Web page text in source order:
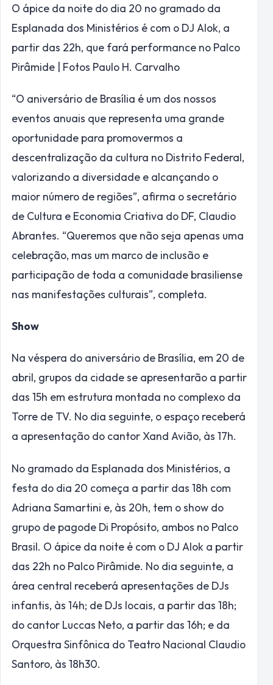
O ápice da noite do dia 20 no gramado da
Esplanada dos Ministérios é com o DJ Alok, a
partir das 22h, que fará performance no Palco
Pirâmide | Fotos Paulo H. Carvalho
“O aniversário de Brasília é um dos nossos
eventos anuais que representa uma grande
oportunidade para promovermos a
descentralização da cultura no Distrito Federal,
valorizando a diversidade e alcançando o
maior número de regiões”, afirma o secretário
de Cultura e Economia Criativa do DF, Claudio
Abrantes. “Queremos que não seja apenas uma
celebração, mas um marco de inclusão e
participação de toda a comunidade brasiliense
nas manifestações culturais”, completa.
Show
Na véspera do aniversário de Brasília, em 20 de
abril, grupos da cidade se apresentarão a partir
das 15h em estrutura montada no complexo da
Torre de TV. No dia seguinte, o espaço receberá
a apresentação do cantor Xand Avião, às 17h.
No gramado da Esplanada dos Ministérios, a
festa do dia 20 começa a partir das 18h com
Adriana Samartini e, às 20h, tem o show do
grupo de pagode Di Propósito, ambos no Palco
Brasil. O ápice da noite é com o DJ Alok a partir
das 22h no Palco Pirâmide. No dia seguinte, a
área central receberá apresentações de DJs
infantis, às 14h; de DJs locais, a partir das 18h;
do cantor Luccas Neto, a partir das 16h; e da
Orquestra Sinfônica do Teatro Nacional Claudio
Santoro, às 18h30.